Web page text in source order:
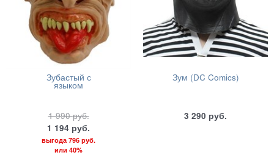
Зубастый с
языком
1 990 руб.
1 194 руб.
выгода 796 руб.
или 40%
Зум (DC Comics)
3 290 руб.